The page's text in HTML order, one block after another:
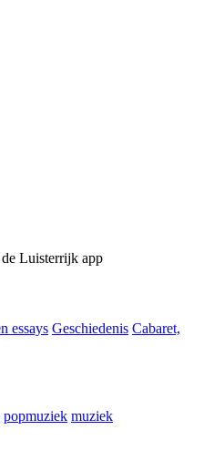
Luisterrijk app
essays Geschiedenis Cabaret,
popmuziek muziek